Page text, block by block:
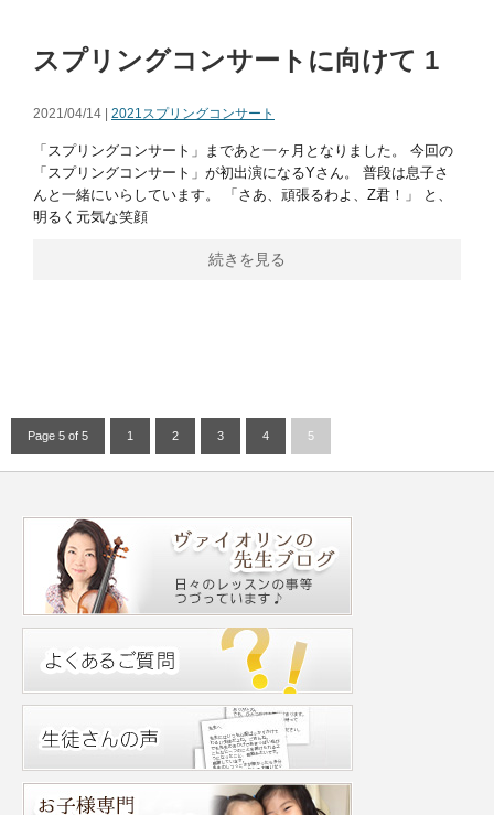
スプリングコンサートに向けて 1
2021/04/14 | 2021スプリングコンサート
「スプリングコンサート」まであと一ヶ月となりました。 今回の
「スプリングコンサート」が初出演になるYさん。 普段は息子さ
んと一緒にいらしています。 「さあ、頑張るわよ、Z君！」 と、
明るく元気な笑顔
続きを見る
Page 5 of 5 1 2 3 4 5